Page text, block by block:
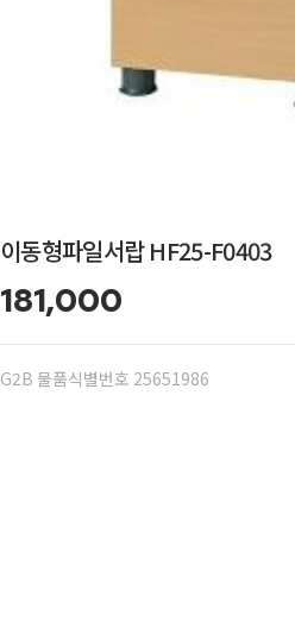
이동형파일서랍 HF25-F0403
181,000
G2B 물품식별번호 25651986